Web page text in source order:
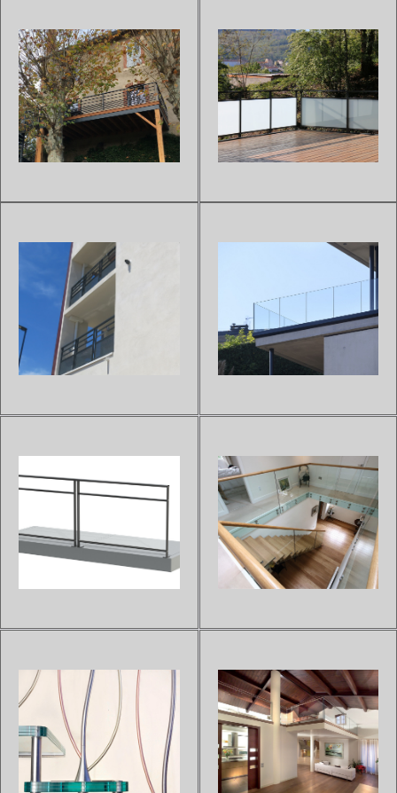
GARDE-CORPS PRÊT À
POSER OLA LIS
Garde-corps en aluminium prêt
à installer.Entèrement pré-
montés ce qui permet légèreté
et gain de temps à
Sur devis
GARDE-CORPS PRÊT À
POSER OLA VITRO OPAQUE
Garde-corps en aluminium prêt
à installer.Entèrement pré-
montés ce qui permet légèreté
et gain de temps à
Sur devis
GARDE-CORPS PRÊT À
Garde-corps en aluminium prêt
à installer.Entèrement pré-
montés ce qui permet légèreté
et gain de temps à
alunimium thermolaqué selon
Sur devis
GARDE-CORPS EN VERRE
BOREAL (EN EXTÉRIEUR)
Ce garde-corps entierement
conçu en verre donnera de la
luminosité à votre
espace.Système innovant de
transparent.Sous avis
applications...
Sur devis
GARDE-CORPS PRÊT À
POSER OLA VITRO CLAIR
Garde-corps en aluminium prêt
à installer.Entèrement pré-
montés ce qui permet légèreté
Sur devis
GARDE-CORPS VERRE ET
BOIS RAMPE P
Notre garde-corps en bois et
en verre Rampe P s'adaptera
parfaitement aux intérieurs
Sur devis